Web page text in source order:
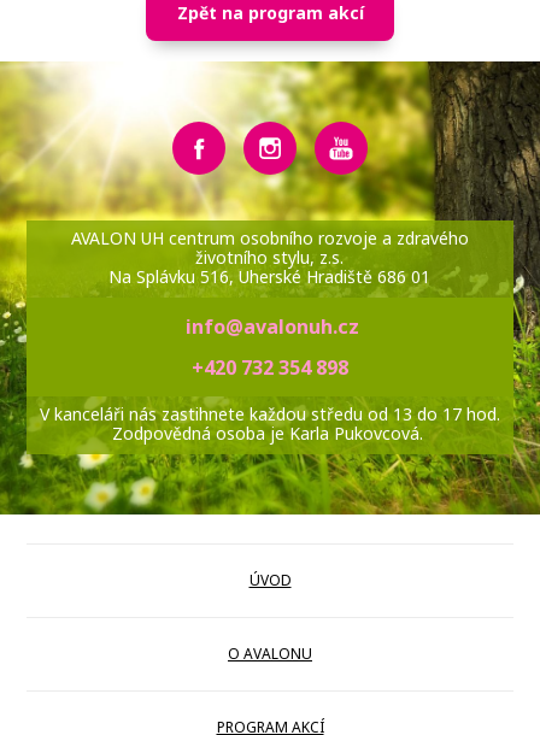
Zpět na program akcí
AVALON UH centrum osobního rozvoje a zdravého
životního stylu, z.s.
Na Splávku 516, Uherské Hradiště 686 01
info@avalonuh.cz
+420 732 354 898
V kanceláři nás zastihnete každou středu od 13 do 17 hod.
Zodpovědná osoba je Karla Pukovcová.
ÚVOD
O AVALONU
PROGRAM AKCÍ